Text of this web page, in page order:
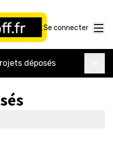
Se connecter
déposés